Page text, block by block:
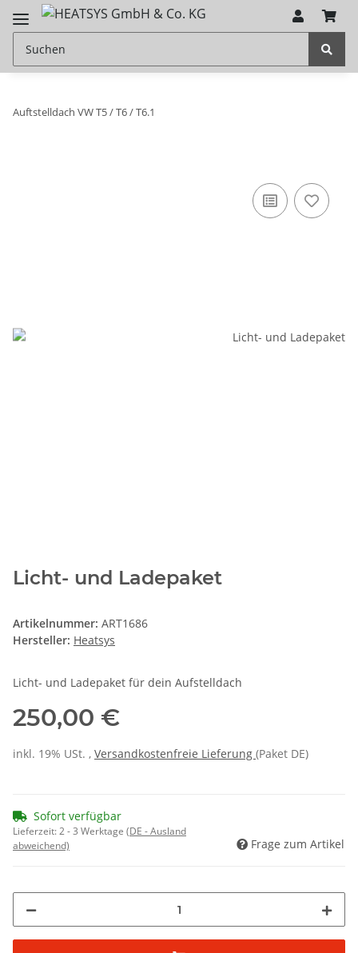
Auftstelldach VW T5 / T6 / T6.1
Licht- und Ladepaket
Artikelnummer: ART1686
Hersteller: Heatsys
Licht- und Ladepaket für dein Aufstelldach
250,00 €
inkl. 19% USt. , Versandkostenfreie Lieferung (Paket DE)
Sofort verfügbar
Lieferzeit:2 - 3 Werktage (DE - Ausland
abweichend)
Frage zum Artikel